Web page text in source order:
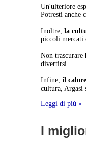
Un'ulteriore
Potresti anche
Inoltre,la
piccoli mercati
Non trascurare
divertirsi.
Infine,il
cultura, Argasi
Leggi di più »
I